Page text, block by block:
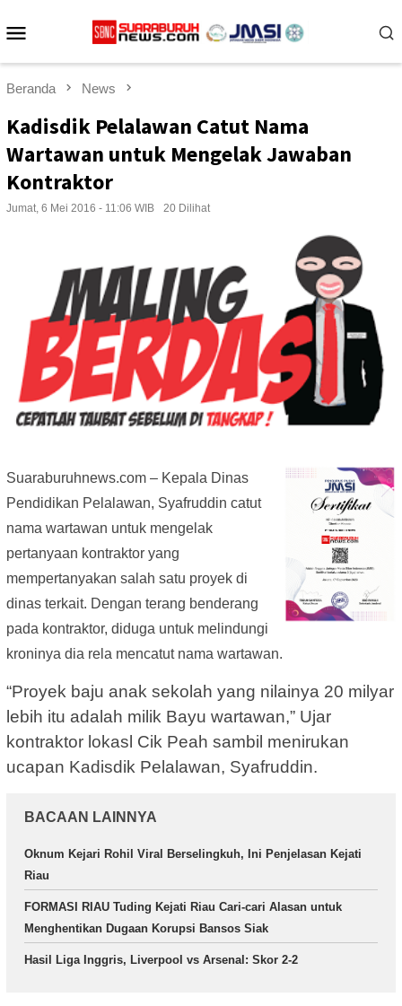
ke
Beranda News
Kadisdik Pelalawan Catut Nama
Wartawan untuk Mengelak Jawaban
Kontraktor
Jumat, 6 Mei 2016 - 11:06 WIB 20 Dilihat
Suaraburuhnews.com – Kepala Dinas
Pendidikan Pelalawan, Syafruddin catut
nama wartawan untuk mengelak
pertanyaan kontraktor yang
mempertanyakan salah satu proyek di
dinas terkait. Dengan terang benderang
pada kontraktor, diduga untuk melindungi
kroninya dia rela mencatut nama wartawan.
“Proyek baju anak sekolah yang nilainya 20 milyar
lebih itu adalah milik Bayu wartawan,” Ujar
kontraktor lokasl Cik Peah sambil menirukan
ucapan Kadisdik Pelalawan, Syafruddin.
BACAAN LAINNYA
Oknum Kejari Rohil Viral Berselingkuh, Ini Penjelasan Kejati
Riau
FORMASI RIAU Tuding Kejati Riau Cari-cari Alasan untuk
Menghentikan Dugaan Korupsi Bansos Siak
Hasil Liga Inggris, Liverpool vs Arsenal: Skor 2-2